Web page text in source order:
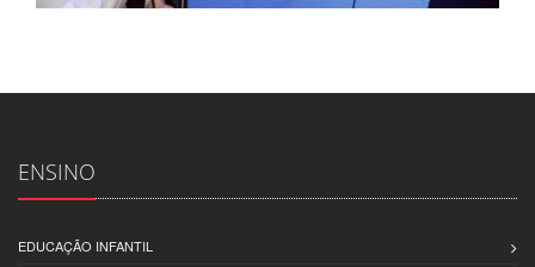
ENSINO
EDUCAÇÃO INFANTIL